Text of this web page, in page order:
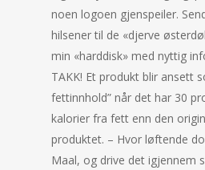
noen logoen gjenspeiler.
hilsener til de «djerve
min «harddisk» med nyttig
TAKK! Et produkt blir ansett
fettinnhold” når det har 30
kalorier fra fett enn den
produktet. – Hvor løftende
Maal, og drive det igjennem